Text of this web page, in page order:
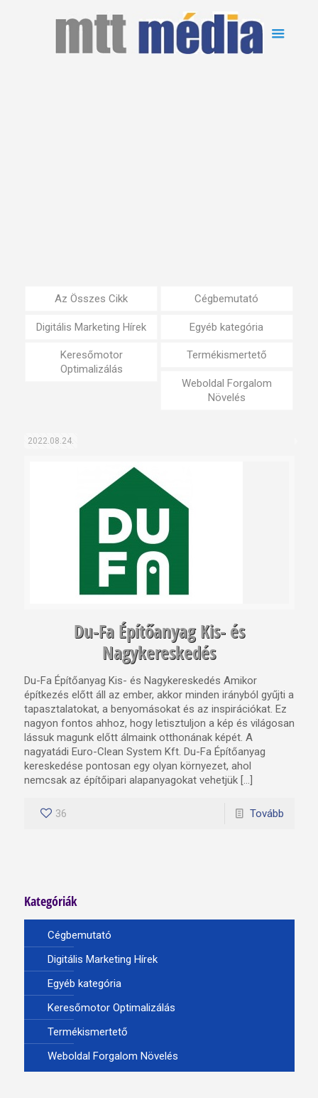
Az Összes Cikk Cégbemutató
Digitális Marketing Hírek Egyéb kategória
Keresőmotor
Optimalizálás
Termékismertető
Weboldal Forgalom
Növelés
2022.08.24.
Du-Fa Építőanyag Kis- és
Nagykereskedés
Du-Fa Építőanyag Kis- és Nagykereskedés Amikor
építkezés előtt áll az ember, akkor minden irányból gyűjti a
tapasztalatokat, a benyomásokat és az inspirációkat. Ez
nagyon fontos ahhoz, hogy letisztuljon a kép és világosan
lássuk magunk előtt álmaink otthonának képét. A
nagyatádi Euro-Clean System Kft. Du-Fa Építőanyag
kereskedése pontosan egy olyan környezet, ahol
nemcsak az építőipari alapanyagokat vehetjük […]
36 Tovább
Kategóriák
Cégbemutató
Digitális Marketing Hírek
Egyéb kategória
Keresőmotor Optimalizálás
Termékismertető
Weboldal Forgalom Növelés